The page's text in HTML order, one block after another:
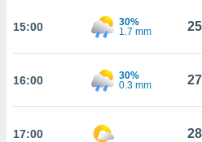
de
votre
en
15:00
30%
1.7 mm
16:00
30%
0.3 mm
17:00